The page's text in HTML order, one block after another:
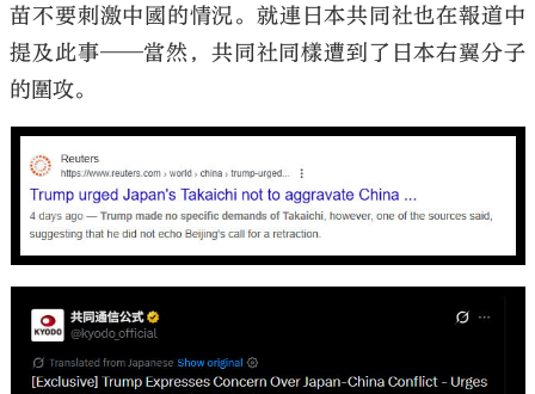
苗不要刺激中國的情況。就連日本共同社也在報道中
提及此事——當然，共同社同樣遭到了日本右翼分子
的圍攻。